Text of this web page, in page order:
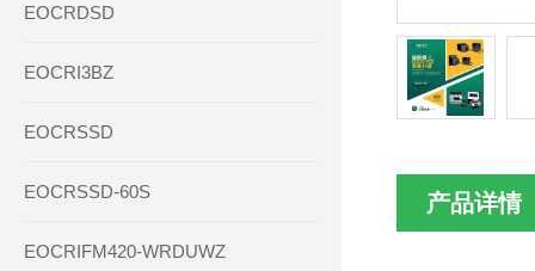
EOCRDSD
EOCRI3BZ
EOCRSSD
EOCRSSD-60S
EOCRIFM420-WRDUWZ
产品详情